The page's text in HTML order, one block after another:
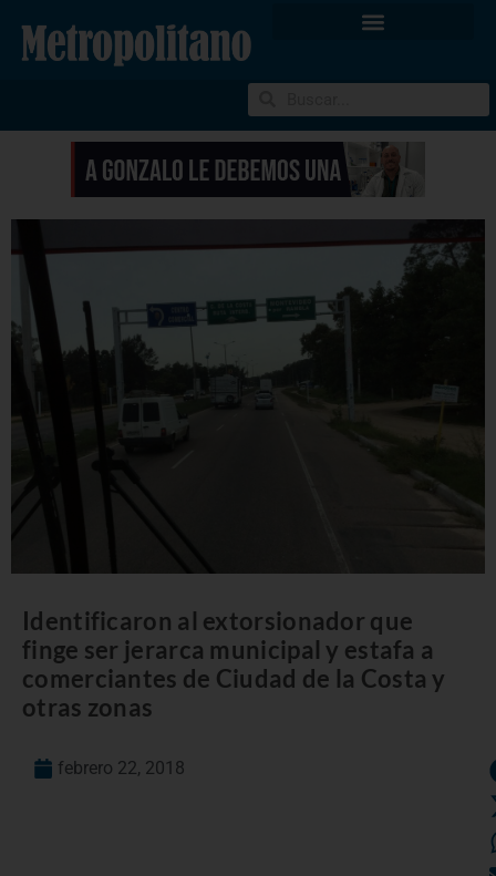
Identificaron al extorsionador que
finge ser jerarca municipal y estafa a
comerciantes de Ciudad de la Costa y
otras zonas
febrero 22, 2018